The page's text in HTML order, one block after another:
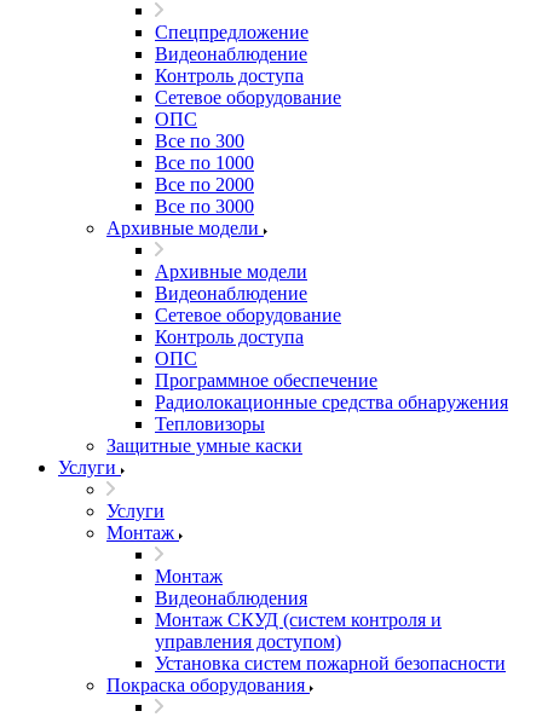
Спецпредложение
Видеонаблюдение
Контроль доступа
Сетевое оборудование
ОПС
Все по 300
Все по 1000
Все по 2000
Все по 3000
Архивные модели
Архивные модели
Видеонаблюдение
Сетевое оборудование
Контроль доступа
ОПС
Программное обеспечение
Радиолокационные средства обнаружения
Тепловизоры
Защитные умные каски
Услуги
Услуги
Монтаж
Монтаж
Видеонаблюдения
Монтаж СКУД (систем контроля и
управления доступом)
Установка систем пожарной безопасности
Покраска оборудования